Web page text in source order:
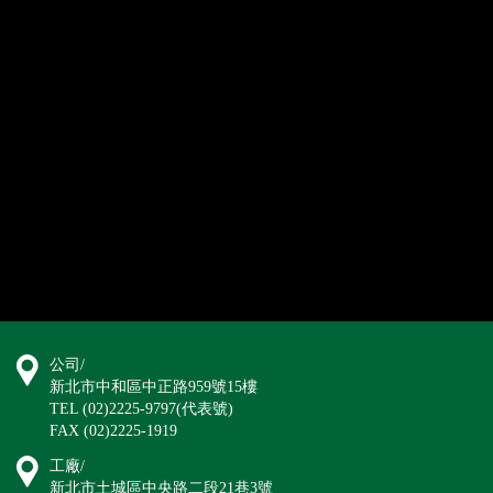
公司/
新北市中和區中正路959號15樓
TEL (02)2225-9797(代表號)
FAX (02)2225-1919
工廠/
新北市土城區中央路二段21巷3號